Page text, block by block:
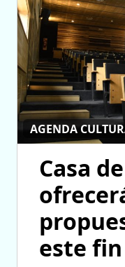
AGENDA
Casa
este